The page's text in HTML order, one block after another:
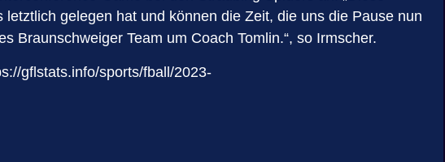
gelegen hat und können die Zeit, die uns die Pause nun
Braunschweiger Team um Coach Tomlin.“, so Irmscher.
gflstats.info/sports/fball/2023-